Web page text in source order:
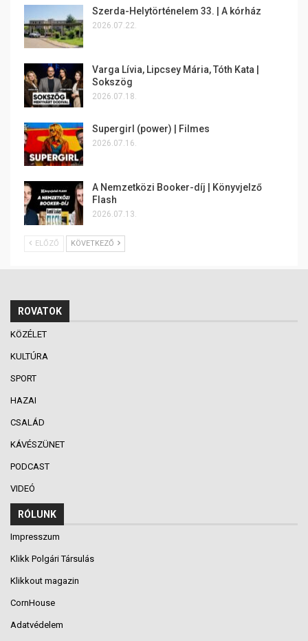
Szerda-Helytörténelem 33. | A kórház
2026.07.22.
Varga Lívia, Lipcsey Mária, Tóth Kata |
Sokszög
2026.07.18.
Supergirl (power) | Filmes
2026.07.16.
A Nemzetközi Booker-díj | Könyvjelző
Flash
2026.07.13.
ELŐZŐ KÖVETKEZŐ
ROVATOK
KÖZÉLET
KULTÚRA
SPORT
HAZAI
CSALÁD
KÁVÉSZÜNET
PODCAST
VIDEÓ
RÓLUNK
Impresszum
Klikk Polgári Társulás
Klikkout magazin
CornHouse
Adatvédelem